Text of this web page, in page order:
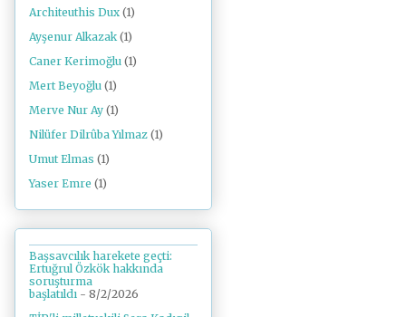
Architeuthis Dux (1)
Ayşenur Alkazak (1)
Caner Kerimoğlu (1)
Mert Beyoğlu (1)
Merve Nur Ay (1)
Nilüfer Dilrûba Yılmaz (1)
Umut Elmas (1)
Yaser Emre (1)
Başsavcılık harekete geçti:
Ertuğrul Özkök hakkında
soruşturma
başlatıldı - 8/2/2026